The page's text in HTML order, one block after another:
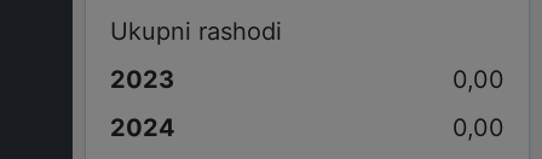
Ukupni rashodi
0,00
0,00